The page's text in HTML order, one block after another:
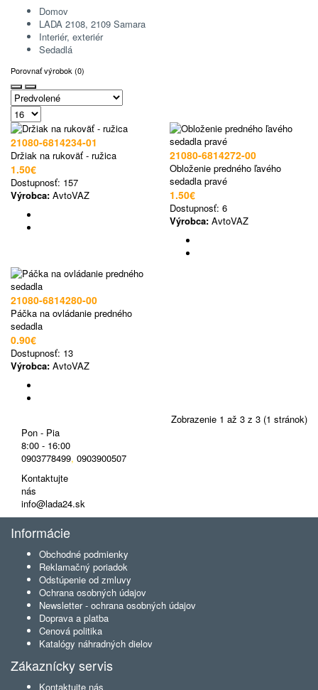
Domov
LADA 2108, 2109 Samara
Interiér, exteriér
Sedadlá
Porovnať výrobok (0)
21080-6814234-01
Držiak na rukoväť - ružica
1.50€
Dostupnosť: 157
Výrobca: AvtoVAZ
21080-6814272-00
Obloženie predného ľavého
sedadla pravé
1.50€
Dostupnosť: 6
Výrobca: AvtoVAZ
21080-6814280-00
Páčka na ovládanie predného
sedadla
0.90€
Dostupnosť: 13
Výrobca: AvtoVAZ
Zobrazenie 1 až 3 z 3 (1 stránok)
Pon - Pia
8:00 - 16:00
0903778499, 0903900507
Kontaktujte
nás
info@lada24.sk
Informácie
Obchodné podmienky
Reklamačný poriadok
Odstúpenie od zmluvy
Ochrana osobných údajov
Newsletter - ochrana osobných údajov
Doprava a platba
Cenová politika
Katalógy náhradných dielov
Zákaznícky servis
Kontaktujte nás